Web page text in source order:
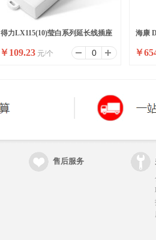
得力LX115(10)莹白系列延长线插座
_6组_10米_PE袋装(白)(个)
￥109.23 元/个
海康
(国内
￥
售后服务